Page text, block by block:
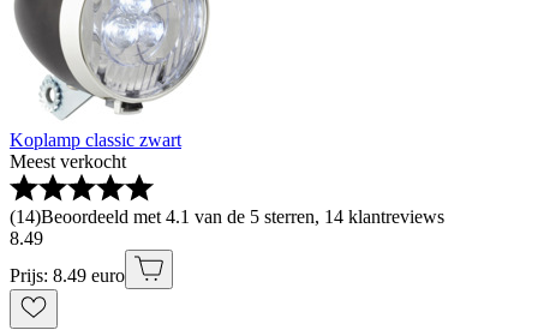
Koplamp classic zwart
Meest verkocht
(14)Beoordeeld met 4.1 van de 5 sterren, 14 klantreviews
8.49
Prijs: 8.49 euro